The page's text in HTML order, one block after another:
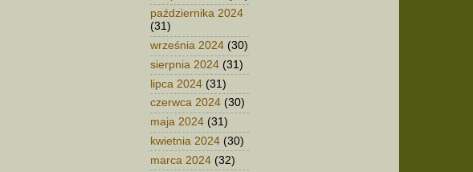
października 2024
(31)
września 2024 (30)
sierpnia 2024 (31)
lipca 2024 (31)
czerwca 2024 (30)
maja 2024 (31)
kwietnia 2024 (30)
marca 2024 (32)